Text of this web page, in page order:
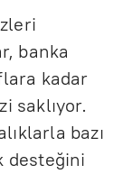
banka
kadar
saklıyor.
bazı
desteğini